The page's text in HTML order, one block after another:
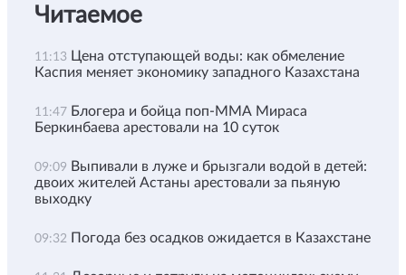
Читаемое
11:13 Цена отступающей воды: как обмеление
Каспия меняет экономику западного Казахстана
11:47 Блогера и бойца поп-ММА Мираса
Беркинбаева арестовали на 10 суток
09:09 Выпивали в луже и брызгали водой в детей:
двоих жителей Астаны арестовали за пьяную
выходку
09:32 Погода без осадков ожидается в Казахстане